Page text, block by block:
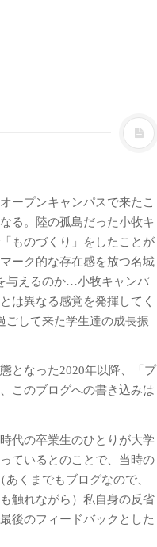
ープンキャンパスで来たこ
る。陸の孤島だった小牧キ
ものづくり」をしたことが
ーク的な存在感を放つ名城
与えるのか…小牧キャンパ
は異なる感覚を発揮してく
して来た学生達の成長振
となった2020年以降、「プ
このブログへの書き込みは
代の卒業生のひとりが大学
ているとのことで、当時の
くまでもブログなので、
触れながら）私自身の反省
後のフィードバックとした